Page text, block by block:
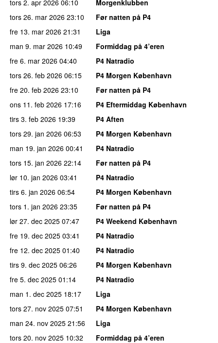
tors 2. apr 2026 06:10
Morgenklubben
tors 26. mar 2026 23:10
Før natten på P4
fre 13. mar 2026 21:31
Liga
man 9. mar 2026 10:49
Formiddag på 4’eren
fre 6. mar 2026 04:40
P4 Natradio
tors 26. feb 2026 06:15
P4 Morgen København
fre 20. feb 2026 23:10
Før natten på P4
ons 11. feb 2026 17:16
P4 Eftermiddag København
tirs 3. feb 2026 19:39
P4 Aften
tors 29. jan 2026 06:53
P4 Morgen København
man 19. jan 2026 00:41
P4 Natradio
tors 15. jan 2026 22:14
Før natten på P4
lør 10. jan 2026 03:41
P4 Natradio
tirs 6. jan 2026 06:54
P4 Morgen København
tors 1. jan 2026 23:35
Før natten på P4
lør 27. dec 2025 07:47
P4 Weekend København
fre 19. dec 2025 03:41
P4 Natradio
fre 12. dec 2025 01:40
P4 Natradio
tirs 9. dec 2025 06:26
P4 Morgen København
fre 5. dec 2025 01:14
P4 Natradio
man 1. dec 2025 18:17
Liga
tors 27. nov 2025 07:51
P4 Morgen København
man 24. nov 2025 21:56
Liga
tors 20. nov 2025 10:32
Formiddag på 4’eren